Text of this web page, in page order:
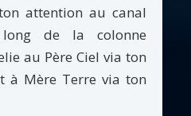
attention au canal
de la colonne
au Père Ciel via ton
à Mère Terre via ton